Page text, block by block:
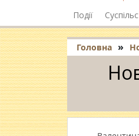
Події
Головна »